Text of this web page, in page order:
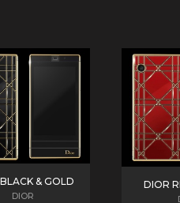
& GOLD
DIOR
DIOR